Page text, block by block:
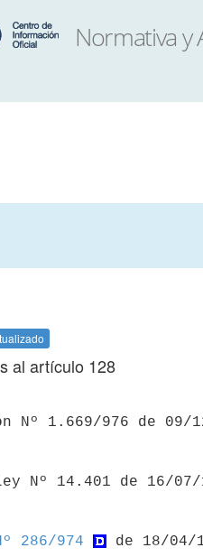
al artículo 128
Nº 1.669/976 de 09/
Nº 14.401 de 16/
286/974 de 18/04/